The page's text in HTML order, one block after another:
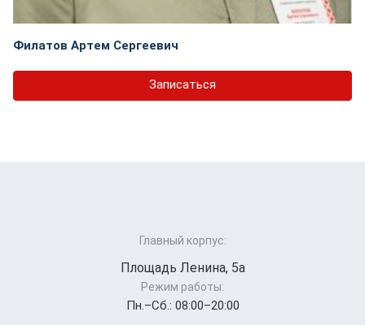
Филатов Артем Сергеевич
Записаться
Главный корпус:
Площадь Ленина, 5а
Режим работы:
Пн.–Cб.: 08:00–20:00